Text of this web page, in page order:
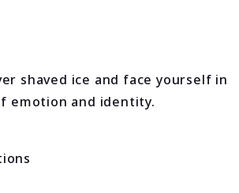
shaved ice and face yourself in
emotion and identity.